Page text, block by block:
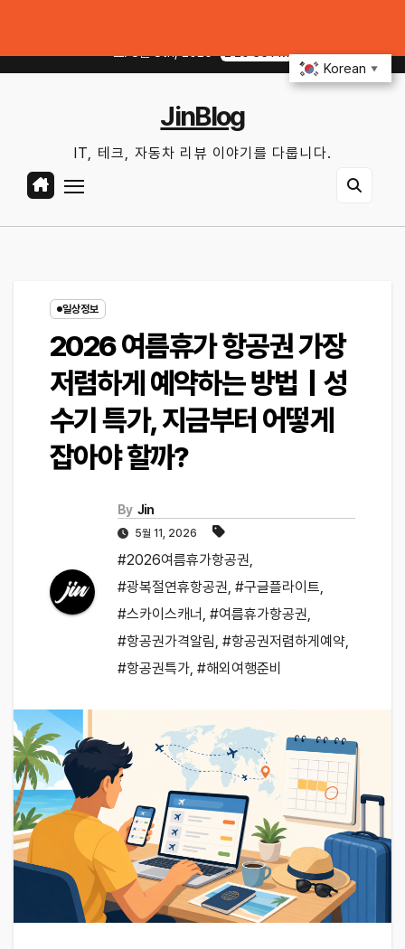
JinBlog
IT, 테크, 자동차 리뷰 이야기를 다룹니다.
일상정보
2026 여름휴가 항공권 가장
저렴하게 예약하는 방법｜성
수기 특가, 지금부터 어떻게
잡아야 할까?
By Jin
5월 11, 2026
#2026여름휴가항공권,
#광복절연휴항공권, #구글플라이트,
#스카이스캐너 , #여름휴가항공권,
#항공권가격알림, #항공권저렴하게예약,
#항공권특가, #해외여행준비
Korean ▼